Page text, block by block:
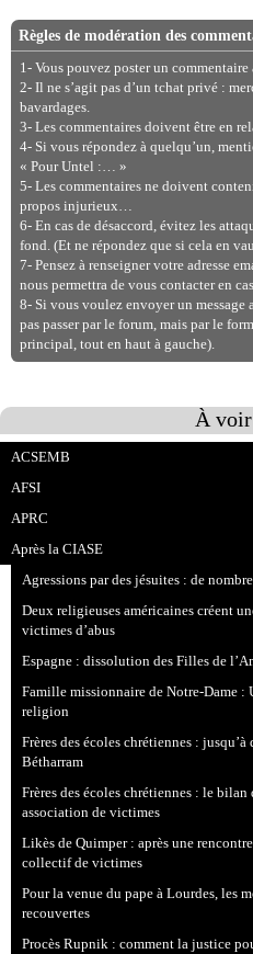
Règles de modération des
1- Vous pouvez poster un
2- Il ne s’agit pas d’un tchat privé :
bavardages.
3- Les commentaires doivent être en
4- Si vous répondez à quelqu’un,
« Pour Untel :… »
5- Les commentaires ne doivent
propos injurieux…
6- En cas de désaccord, évitez les
fond. (Et ne répondez que si cela en
7- Pensez à renseigner votre adresse
nous permettra de vous contacter en
8- Si vous voulez envoyer un message
pas passer par le forum, mais par le
principal, tout en haut à gauche).
À voir
ACSEMB
AFSI
APRC
Après la CIASE
Agressions par des jésuites : de
Deux religieuses américaines créent
victimes d’abus
Espagne : dissolution des Filles de
Famille missionnaire de Notre-Dame :
religion
Frères des écoles chrétiennes :
Bétharram
Frères des écoles chrétiennes : le
association de victimes
Likès de Quimper : après une
collectif de victimes
Pour la venue du pape à Lourdes, les
recouvertes
Procès Rupnik : comment la justice